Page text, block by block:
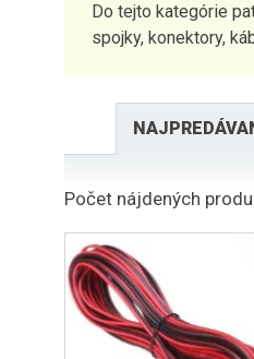
Do tejto kategórie
spojky, konektory,
Počet nájdených